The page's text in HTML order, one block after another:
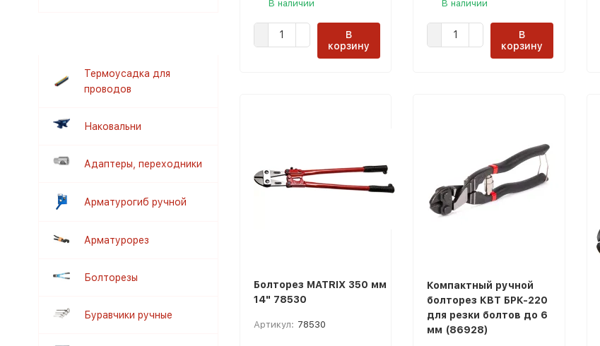
В наличии
В
корзину
В наличии
В
корзину
Болторез MATRIX 350 мм
14" 78530
Артикул: 78530
Компактный ручной
болторез КВТ БРК-220
для резки болтов до 6
мм (86928)
Термоусадка для
проводов
Наковальни
Адаптеры, переходники
Арматурогиб ручной
Арматурорез
Болторезы
Буравчики ручные